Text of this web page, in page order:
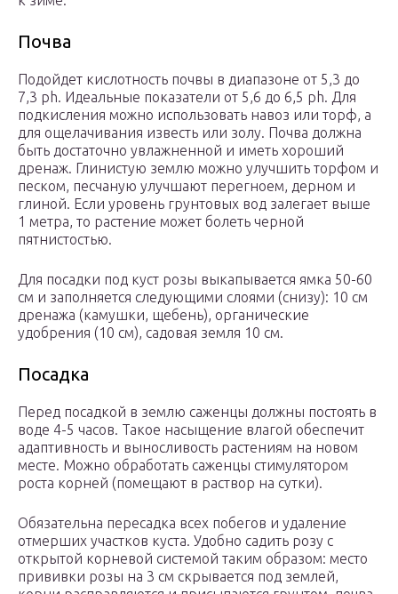
Почва
Подойдет кислотность почвы в диапазоне от 5,3 до
7,3 ph. Идеальные показатели от 5,6 до 6,5 ph. Для
подкисления можно использовать навоз или торф, а
для ощелачивания известь или золу. Почва должна
быть достаточно увлажненной и иметь хороший
дренаж. Глинистую землю можно улучшить торфом и
песком, песчаную улучшают перегноем, дерном и
глиной. Если уровень грунтовых вод залегает выше
1 метра, то растение может болеть черной
пятнистостью.
Для посадки под куст розы выкапывается ямка 50-60
см и заполняется следующими слоями (снизу): 10 см
дренажа (камушки, щебень), органические
удобрения (10 см), садовая земля 10 см.
Посадка
Перед посадкой в землю саженцы должны постоять в
воде 4-5 часов. Такое насыщение влагой обеспечит
адаптивность и выносливость растениям на новом
месте. Можно обработать саженцы стимулятором
роста корней (помещают в раствор на сутки).
Обязательна пересадка всех побегов и удаление
отмерших участков куста. Удобно садить розу с
открытой корневой системой таким образом: место
прививки розы на 3 см скрывается под землей,